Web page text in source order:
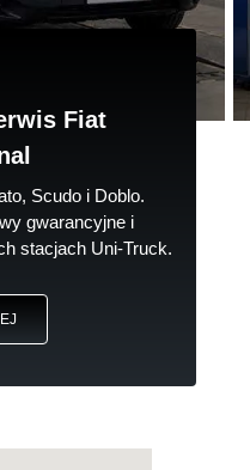
Fiat
Scudo i Doblo.
gwarancyjne i
stacjach Uni-Truck.